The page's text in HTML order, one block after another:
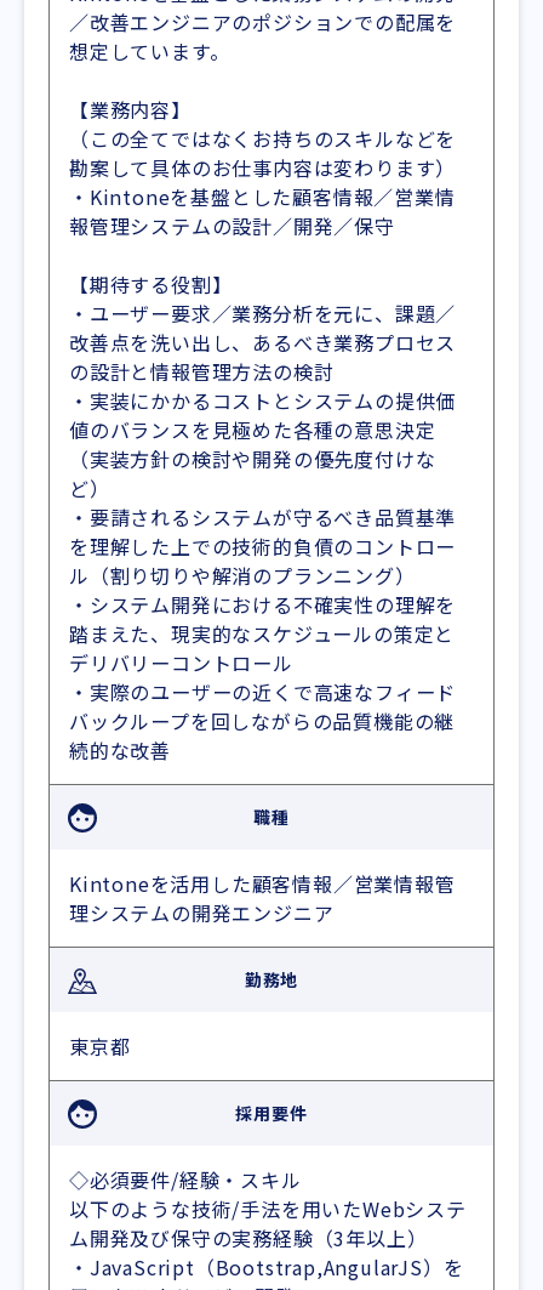
／改善エンジニアのポジションでの配属を
想定しています。
【業務内容】
（この全てではなくお持ちのスキルなどを
勘案して具体のお仕事内容は変わります）
・Kintoneを基盤とした顧客情報／営業情
報管理システムの設計／開発／保守
【期待する役割】
・ユーザー要求／業務分析を元に、課題／
改善点を洗い出し、あるべき業務プロセス
の設計と情報管理方法の検討
・実装にかかるコストとシステムの提供価
値のバランスを見極めた各種の意思決定
（実装方針の検討や開発の優先度付けな
ど）
・要請されるシステムが守るべき品質基準
を理解した上での技術的負債のコントロー
ル（割り切りや解消のプランニング）
・システム開発における不確実性の理解を
踏まえた、現実的なスケジュールの策定と
デリバリーコントロール
・実際のユーザーの近くで高速なフィード
バックループを回しながらの品質機能の継
続的な改善
職種
Kintoneを活用した顧客情報／営業情報管
理システムの開発エンジニア
勤務地
東京都
採用要件
◇必須要件/経験・スキル
以下のような技術/手法を用いたWebシステ
ム開発及び保守の実務経験（3年以上）
・JavaScript（Bootstrap,AngularJS）を